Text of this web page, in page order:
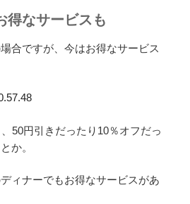
得なサービスも
合ですが、今はお得なサービス
50円引きだったり10％オフだっ
か。
ィナーでもお得なサービスがあ